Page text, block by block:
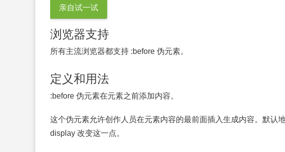
亲自试一试
浏览器支持
所有主流浏览器都支持 :before 伪元素。
定义和用法
:before 伪元素在元素之前添加内容。
这个伪元素允许创作人员在元素内容的最前面插入生成内容。默认
display 改变这一点。